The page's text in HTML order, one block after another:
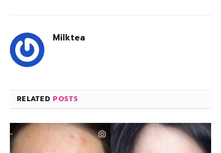
Milktea
RELATED POSTS